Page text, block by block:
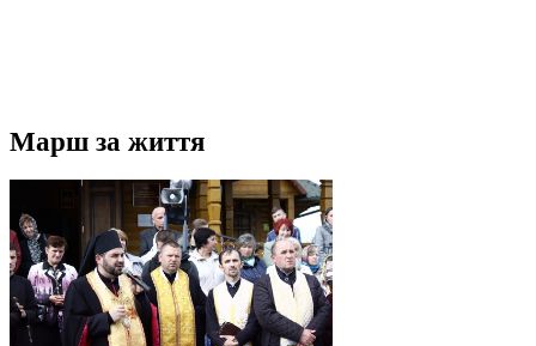
Марш за життя